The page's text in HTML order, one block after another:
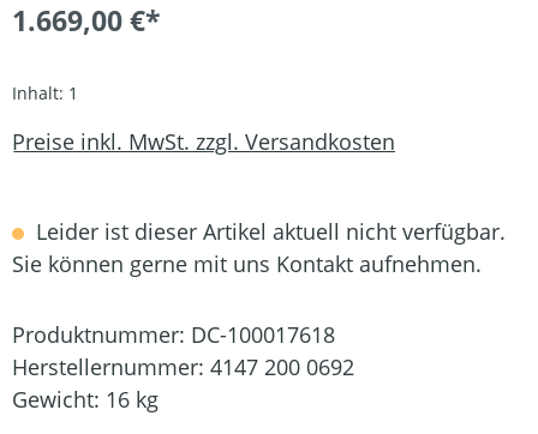
1.669,00 €*
Inhalt: 1
Preise inkl. MwSt. zzgl. Versandkosten
Leider ist dieser Artikel aktuell nicht verfügbar.
Sie können gerne mit uns Kontakt aufnehmen.
Produktnummer: DC-100017618
Herstellernummer: 4147 200 0692
Gewicht: 16 kg